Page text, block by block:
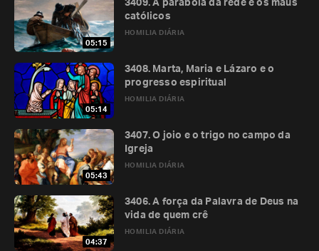
05:15
HOMILIA DIÁRIA
3409. A parábola da rede e os maus
católicos
05:14
HOMILIA DIÁRIA
3408. Marta, Maria e Lázaro e o
progresso espiritual
05:43
HOMILIA DIÁRIA
3407. O joio e o trigo no campo da
Igreja
04:37
HOMILIA DIÁRIA
3406. A força da Palavra de Deus na
vida de quem crê